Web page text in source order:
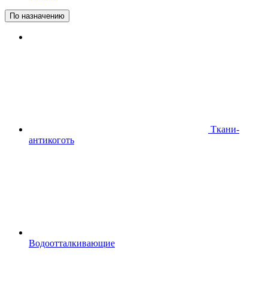
По назначению
Ткани-
антикоготь
Водоотталкивающие